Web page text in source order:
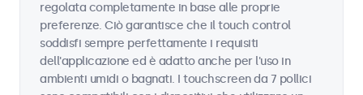
regolata completamente in base alle proprie
preferenze. Ciò garantisce che il touch control
soddisfi sempre perfettamente i requisiti
dell'applicazione ed è adatto anche per l'uso in
ambienti umidi o bagnati. I touchscreen da 7 pollici